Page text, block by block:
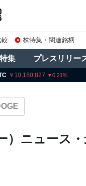
株特集・関連銘柄
集 プレスリリー
10,180,827 0.21
）ニュース